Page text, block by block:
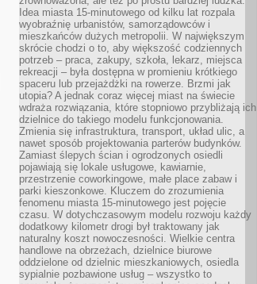
Idea miasta 15-minutowego od kilku lat rozpala
wyobraźnię urbanistów, samorządowców i
mieszkańców dużych metropolii. W największym
skrócie chodzi o to, aby większość codziennych
potrzeb – praca, zakupy, szkoła, lekarz, miejsca
rekreacji – była dostępna w promieniu krótkiego
spaceru lub przejażdżki na rowerze. Brzmi jak
utopia? A jednak coraz więcej miast na świecie
wdraża rozwiązania, które stopniowo przybliżają ich
dzielnice do takiego modelu funkcjonowania.
Zmienia się infrastruktura, transport, układ ulic, a
nawet sposób projektowania parterów budynków.
Zamiast ślepych ścian i ogrodzonych osiedli
pojawiają się lokale usługowe, kawiarnie,
przestrzenie coworkingowe, małe place zabaw i
parki kieszonkowe. Kluczem do zrozumienia
fenomenu miasta 15-minutowego jest pojęcie
czasu. W dotychczasowym modelu rozwoju każdy
dodatkowy kilometr drogi był traktowany jak
naturalny koszt nowoczesności. Wielkie centra
handlowe na obrzeżach, dzielnice biurowe
oddzielone od dzielnic mieszkaniowych, osiedla
sypialnie pozbawione usług – wszystko to